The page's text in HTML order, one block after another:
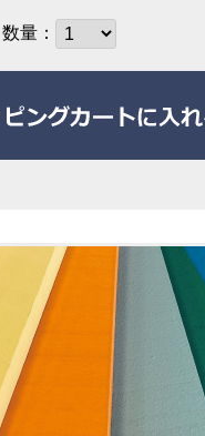
数量：